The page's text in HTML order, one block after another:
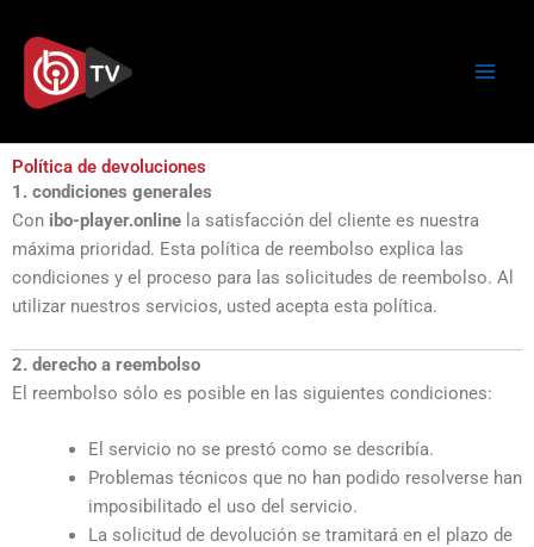
contenido
Política de devoluciones
1. condiciones generales
Con ibo-player.online la satisfacción del cliente es nuestra
máxima prioridad. Esta política de reembolso explica las
condiciones y el proceso para las solicitudes de reembolso. Al
utilizar nuestros servicios, usted acepta esta política.
2. derecho a reembolso
El reembolso sólo es posible en las siguientes condiciones:
El servicio no se prestó como se describía.
Problemas técnicos que no han podido resolverse han
imposibilitado el uso del servicio.
La solicitud de devolución se tramitará en el plazo de